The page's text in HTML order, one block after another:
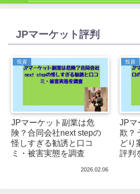
JPマーケット評判
投資
JPマーケット副業は危
険？合同会社next stepの
怪しすぎる勧誘と口コ
ミ・被害実態を調査
2026.02.06
投資
JPマ
欺？
どり
評判